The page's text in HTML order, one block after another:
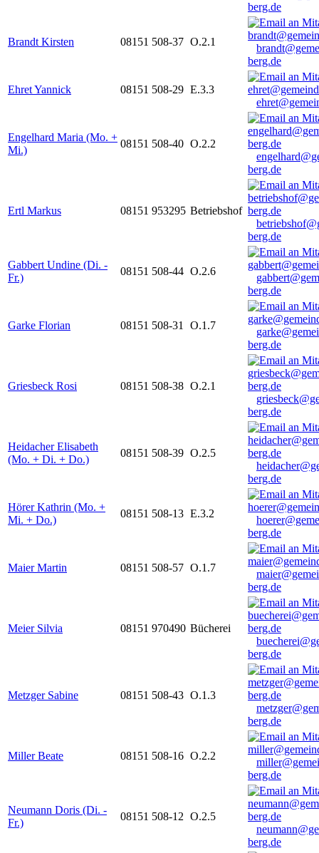
berg.de
Brandt Kirsten 08151 508-37 O.2.1
berg.de
Ehret Yannick 08151 508-29 E.3.3
Engelhard Maria (Mo. +
Mi.)
08151 508-40 O.2.2
berg.de
Ertl Markus 08151 953295 Betriebshof
berg.de
Gabbert Undine (Di. -
Fr.)
08151 508-44 O.2.6
berg.de
Garke Florian 08151 508-31 O.1.7
berg.de
Griesbeck Rosi 08151 508-38 O.2.1
berg.de
Heidacher Elisabeth
(Mo. + Di. + Do.)
08151 508-39 O.2.5
berg.de
Hörer Kathrin (Mo. +
Mi. + Do.)
08151 508-13 E.3.2
berg.de
Maier Martin 08151 508-57 O.1.7
berg.de
Meier Silvia 08151 970490 Bücherei
berg.de
Metzger Sabine 08151 508-43 O.1.3
berg.de
Miller Beate 08151 508-16 O.2.2
berg.de
Neumann Doris (Di. -
Fr.)
08151 508-12 O.2.5
berg.de